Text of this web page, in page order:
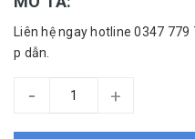
Liên hệ ngay hotline 0347
p dẫn.
- +